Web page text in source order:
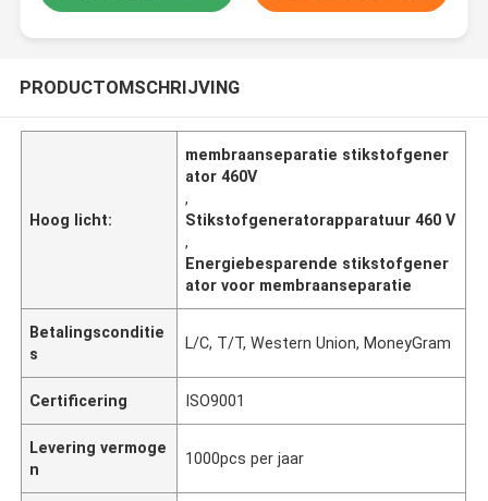
PRODUCTOMSCHRIJVING
Hoog licht:
membraanseparatie stikstofgener
ator 460V
,
Stikstofgeneratorapparatuur 460 V
,
Energiebesparende stikstofgener
ator voor membraanseparatie
Betalingsconditie
s
L/C, T/T, Western Union, MoneyGram
Certificering ISO9001
Levering vermoge
n
1000pcs per jaar